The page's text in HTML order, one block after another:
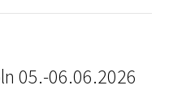
05.-06.06.2026